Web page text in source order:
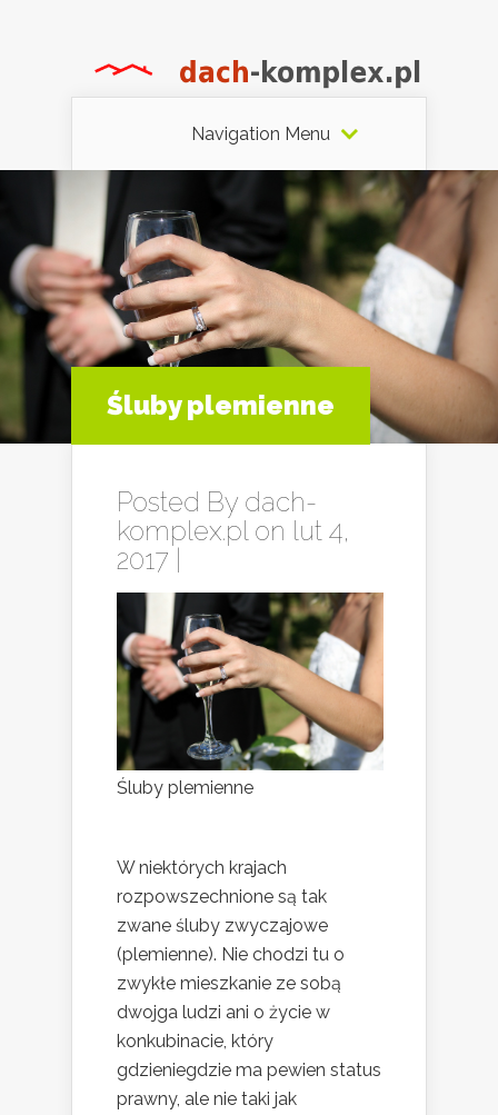
Navigation Menu
Śluby plemienne
Posted By dach-
komplex.plon lut 4,
2017 |
Śluby plemienne
W niektórych krajach
rozpowszechnione są tak
zwane śluby zwyczajowe
(plemienne). Nie chodzi tu o
zwykłe mieszkanie ze sobą
dwojga ludzi ani o życie w
konkubinacie, który
gdzieniegdzie ma pewien status
prawny, ale nie taki jak